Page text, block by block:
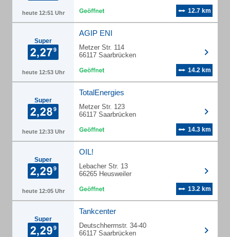
heute 12:51 Uhr 12.7 km
Super
heute 12:53 Uhr
AGIP ENI
Metzer Str. 114
66117 Saarbrücken
14.2 km
Super
heute 12:33 Uhr
TotalEnergies
Metzer Str. 123
66117 Saarbrücken
14.3 km
Super
heute 12:05 Uhr
OIL!
Lebacher Str. 13
66265 Heusweiler
13.2 km
Super
Tankcenter
Deutschherrnstr. 34-40
66117 Saarbrücken